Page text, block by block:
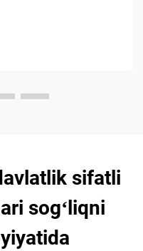
sifatli
sogʻliqni